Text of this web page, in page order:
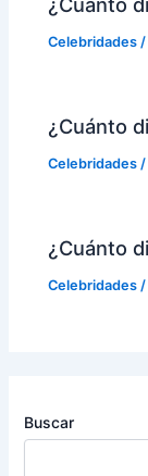
Celebridades /
¿Cuánto
Celebridades /
¿Cuánto
Celebridades /
Buscar